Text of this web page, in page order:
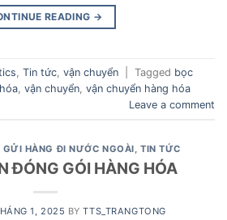
READING →
Tin tức vận chuyển Tagged bọc
vận chuyển vận chuyển hàng hóa
Leave a comment
GỬI HÀNG ĐI NƯỚC NGOÀI,TIN TỨC
ĐÓNG GÓI HÀNG HÓA
1, 2025 BYTTS_TRANGTONG